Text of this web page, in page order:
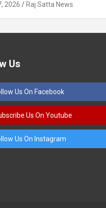
2026 Raj Satta News
Us
Us On Facebook
Us On Youtube
Us On Instagram